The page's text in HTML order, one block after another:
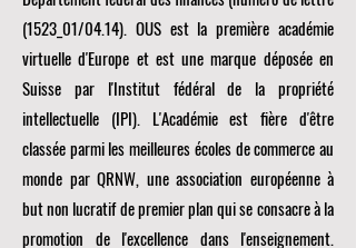
(1523_01/04.14). OUS est la première académie
virtuelle d'Europe et est une marque déposée en
Suisse par l'Institut fédéral de la propriété
intellectuelle (IPI). L'Académie est fière d'être
classée parmi les meilleures écoles de commerce au
monde par QRNW, uneassociation européenne à
but non lucratif de premier plan qui se consacre à la
promotion de l'excellence dans l'enseignement.